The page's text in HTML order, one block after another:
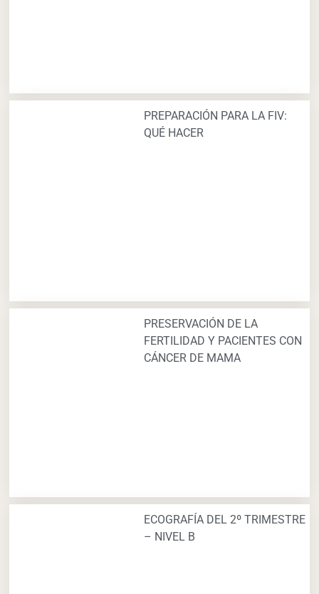
PREPARACIÓN PARA LA FIV:
QUÉ HACER
PRESERVACIÓN DE LA
FERTILIDAD Y PACIENTES CON
CÁNCER DE MAMA
ECOGRAFÍA DEL 2º TRIMESTRE
– NIVEL B